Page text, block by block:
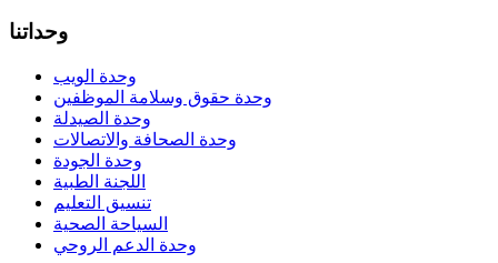
وحداتنا
وحدة الويب
وحدة حقوق وسلامة الموظفين
وحدة الصيدلة
وحدة الصحافة والاتصالات
وحدة الجودة
اللجنة الطبية
تنسيق التعليم
السياحة الصحية
وحدة الدعم الروحي